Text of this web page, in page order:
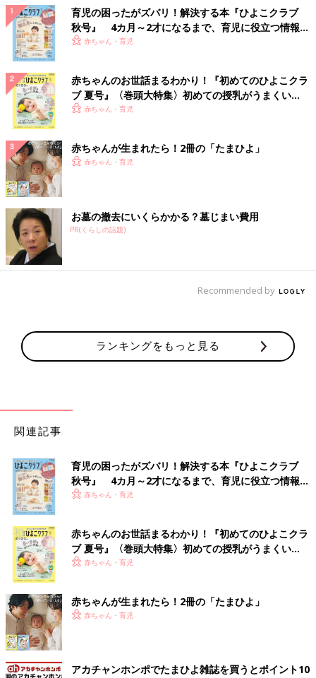
育児の困ったがズバリ！解決する本『ひよこクラブ
秋号』 4カ月～2才になるまで、育児に役立つ情報が
いっぱい！
赤ちゃん・育児
赤ちゃんのお世話まるわかり！『初めてのひよこクラ
ブ 夏号』〈巻頭大特集〉初めての授乳がうまくい
く！ おっぱい・ミルクの基本と夏のトラブル 解決テ
赤ちゃん・育児
赤ちゃんが生まれたら！2冊の「たまひよ」
赤ちゃん・育児
お墓の撤去にいくらかかる？墓じまい費用
PR(くらしの話題)
Recommended by
ランキングをもっと見る
関連記事
育児の困ったがズバリ！解決する本『ひよこクラブ
秋号』 4カ月～2才になるまで、育児に役立つ情報が
いっぱい！
赤ちゃん・育児
赤ちゃんのお世話まるわかり！『初めてのひよこクラ
ブ 夏号』〈巻頭大特集〉初めての授乳がうまくい
く！ おっぱい・ミルクの基本と夏のトラブル 解決テ
赤ちゃん・育児
赤ちゃんが生まれたら！2冊の「たまひよ」
赤ちゃん・育児
アカチャンホンポでたまひよ雑誌を買うとポイント10